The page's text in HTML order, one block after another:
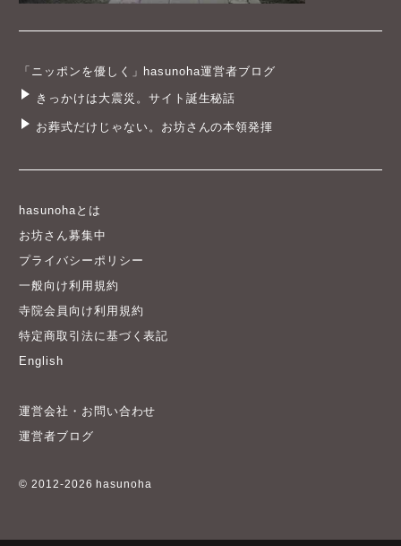
「ニッポンを優しく」hasunoha運営者ブログ
きっかけは大震災。サイト誕生秘話
お葬式だけじゃない。お坊さんの本領発揮
hasunohaとは
お坊さん募集中
プライバシーポリシー
一般向け利用規約
寺院会員向け利用規約
特定商取引法に基づく表記
English
運営会社・お問い合わせ
運営者ブログ
© 2012-2026 hasunoha